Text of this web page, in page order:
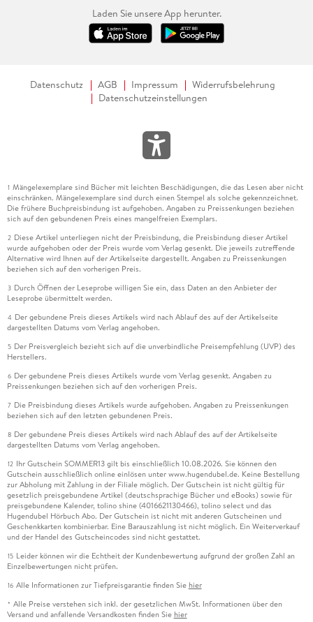
Laden Sie unsere App herunter.
Datenschutz AGB Impressum
Widerrufsbelehrung
Datenschutzeinstellungen
1 Mängelexemplare sind Bücher mit leichten Beschädigungen, die das Lesen aber nicht
einschränken. Mängelexemplare sind durch einen Stempel als solche gekennzeichnet.
Die frühere Buchpreisbindung ist aufgehoben. Angaben zu Preissenkungen beziehen
sich auf den gebundenen Preis eines mangelfreien Exemplars.
2 Diese Artikel unterliegen nicht der Preisbindung, die Preisbindung dieser Artikel
wurde aufgehoben oder der Preis wurde vom Verlag gesenkt. Die jeweils zutreffende
Alternative wird Ihnen auf der Artikelseite dargestellt. Angaben zu Preissenkungen
beziehen sich auf den vorherigen Preis.
3 Durch Öffnen der Leseprobe willigen Sie ein, dass Daten an den Anbieter der
Leseprobe übermittelt werden.
4 Der gebundene Preis dieses Artikels wird nach Ablauf des auf der Artikelseite
dargestellten Datums vom Verlag angehoben.
5 Der Preisvergleich bezieht sich auf die unverbindliche Preisempfehlung (UVP) des
Herstellers.
6 Der gebundene Preis dieses Artikels wurde vom Verlag gesenkt. Angaben zu
Preissenkungen beziehen sich auf den vorherigen Preis.
7 Die Preisbindung dieses Artikels wurde aufgehoben. Angaben zu Preissenkungen
beziehen sich auf den letzten gebundenen Preis.
8 Der gebundene Preis dieses Artikels wird nach Ablauf des auf der Artikelseite
dargestellten Datums vom Verlag angehoben.
12 Ihr Gutschein SOMMER13 gilt bis einschließlich 10.08.2026. Sie können den
Gutschein ausschließlich online einlösen unter www.hugendubel.de. Keine Bestellung
zur Abholung mit Zahlung in der Filiale möglich. Der Gutschein ist nicht gültig für
gesetzlich preisgebundene Artikel (deutschsprachige Bücher und eBooks) sowie für
preisgebundene Kalender, tolino shine (4016621130466), tolino select und das
Hugendubel Hörbuch Abo. Der Gutschein ist nicht mit anderen Gutscheinen und
Geschenkkarten kombinierbar. Eine Barauszahlung ist nicht möglich. Ein Weiterverkauf
und der Handel des Gutscheincodes sind nicht gestattet.
15 Leider können wir die Echtheit der Kundenbewertung aufgrund der großen Zahl an
Einzelbewertungen nicht prüfen.
16 Alle Informationen zur Tiefpreisgarantie finden Sie hier
* Alle Preise verstehen sich inkl. der gesetzlichen MwSt. Informationen über den
Versand und anfallende Versandkosten finden Sie hier